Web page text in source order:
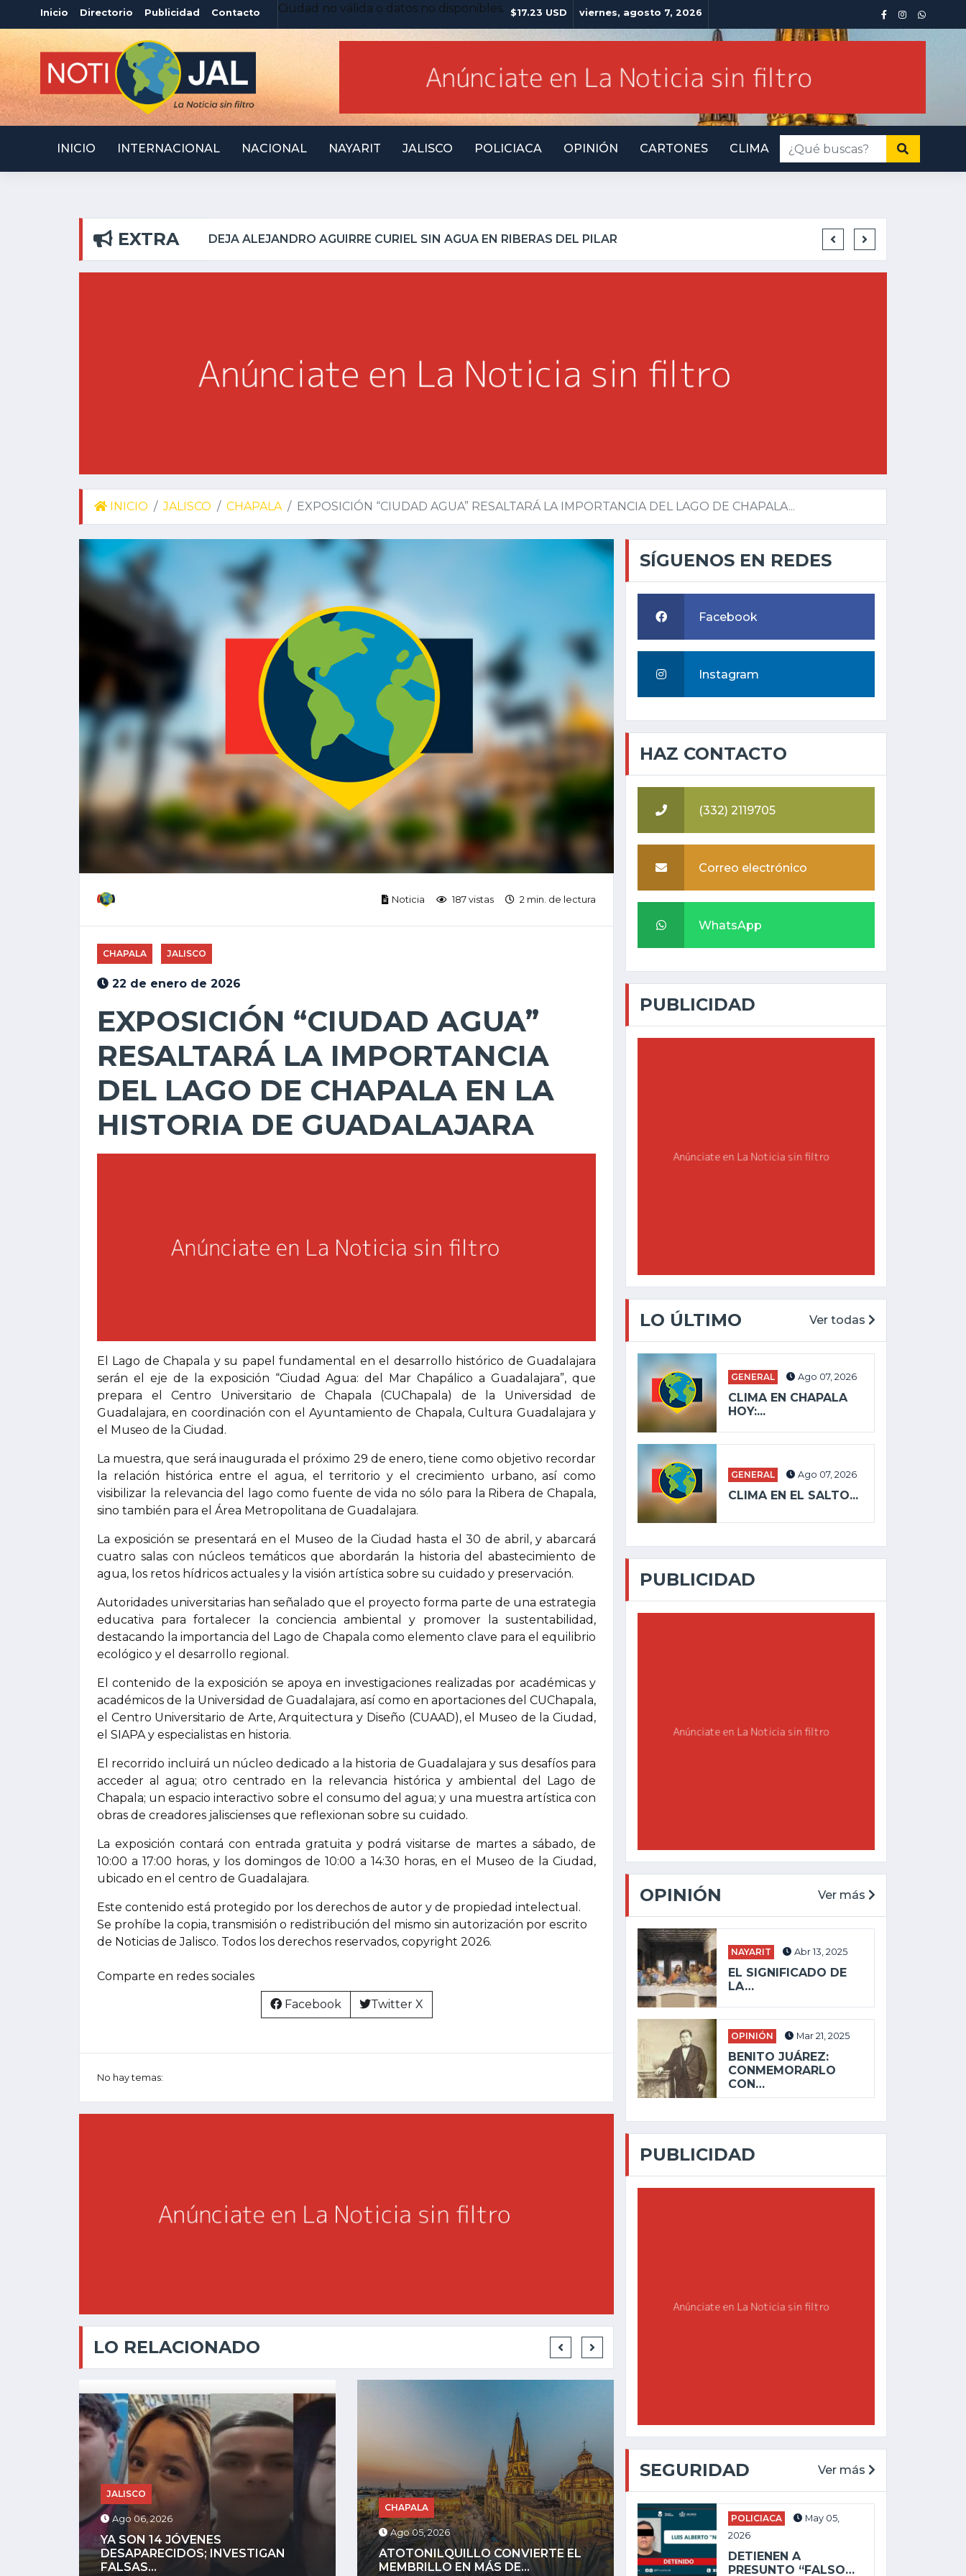
Inicio Directorio Publicidad Contacto Ciudad no válida o datos no disponibles. $17.23 USD viernes, agosto 7, 2026
INICIO INTERNACIONAL NACIONAL NAYARIT JALISCO POLICIACA OPINIÓN CARTONES CLIMA
EXTRA ATOTONILQUILLO INSEGURO Y AL VIRREY NO LE IMPORTA INMINENTE
INICIO JALISCO CHAPALA EXPOSICIÓN “CIUDAD AGUA” RESALTARÁ LA IMPORTANCIA DEL LAGO DE CHAPALA...
Noticia 187 vistas 2 min. de lectura
CHAPALA JALISCO
22 de enero de 2026
EXPOSICIÓN “CIUDAD AGUA”
RESALTARÁ LA IMPORTANCIA
DEL LAGO DE CHAPALA EN LA
HISTORIA DE GUADALAJARA
El Lago de Chapala y su papel fundamental en el desarrollo histórico de Guadalajara
serán el eje de la exposición “Ciudad Agua: del Mar Chapálico a Guadalajara”, que
prepara el Centro Universitario de Chapala (CUChapala) de la Universidad de
Guadalajara, en coordinación con el Ayuntamiento de Chapala, Cultura Guadalajara y
el Museo de la Ciudad.
La muestra, que será inaugurada el próximo 29 de enero, tiene como objetivo recordar
la relación histórica entre el agua, el territorio y el crecimiento urbano, así como
visibilizar la relevancia del lago como fuente de vida no sólo para la Ribera de Chapala,
sino también para el Área Metropolitana de Guadalajara.
La exposición se presentará en el Museo de la Ciudad hasta el 30 de abril, y abarcará
cuatro salas con núcleos temáticos que abordarán la historia del abastecimiento de
agua, los retos hídricos actuales y la visión artística sobre su cuidado y preservación.
Autoridades universitarias han señalado que el proyecto forma parte de una estrategia
educativa para fortalecer la conciencia ambiental y promover la sustentabilidad,
destacando la importancia del Lago de Chapala como elemento clave para el equilibrio
ecológico y el desarrollo regional.
El contenido de la exposición se apoya en investigaciones realizadas por académicas y
académicos de la Universidad de Guadalajara, así como en aportaciones del CUChapala,
el Centro Universitario de Arte, Arquitectura y Diseño (CUAAD), el Museo de la Ciudad,
el SIAPA y especialistas en historia.
El recorrido incluirá un núcleo dedicado a la historia de Guadalajara y sus desafíos para
acceder al agua; otro centrado en la relevancia histórica y ambiental del Lago de
Chapala; un espacio interactivo sobre el consumo del agua; y una muestra artística con
obras de creadores jaliscienses que reflexionan sobre su cuidado.
La exposición contará con entrada gratuita y podrá visitarse de martes a sábado, de
10:00 a 17:00 horas, y los domingos de 10:00 a 14:30 horas, en el Museo de la Ciudad,
ubicado en el centro de Guadalajara.
Este contenido está protegido por los derechos de autor y de propiedad intelectual.
Se prohíbe la copia, transmisión o redistribución del mismo sin autorización por escrito
de Noticias de Jalisco. Todos los derechos reservados, copyright 2026.
Comparte en redes sociales
Facebook Twitter X
No hay temas:
LO RELACIONADO
CHAPALA
ATOTONILQUILLO CONVIERTE EL
MEMBRILLO EN MÁS DE...
JALISCO
Ago 05, 2026
RECUPERAN CAMIONETA ROBADA
EN MENOS DE 24...
JALISCO
Ago 04, 2026
EXPLOSIÓN DE PIPA CON
CHAPOPOTE DEJA CUATRO...
SÍGUENOS EN REDES
Facebook
Instagram
HAZ CONTACTO
(332) 2119705
Correo electrónico
WhatsApp
PUBLICIDAD
LO ÚLTIMO Ver todas
GENERAL Ago 07, 2026
CLIMA EN CHAPALA
HOY:...
GENERAL Ago 07, 2026
CLIMA EN EL SALTO...
PUBLICIDAD
OPINIÓN Ver más
NAYARIT Abr 13, 2025
EL SIGNIFICADO DE
LA…
OPINIÓN Mar 21, 2025
BENITO JUÁREZ:
CONMEMORARLO
CON…
PUBLICIDAD
SEGURIDAD Ver más
POLICIACA
May 05,
2026
DETIENEN A
PRESUNTO “FALSO…